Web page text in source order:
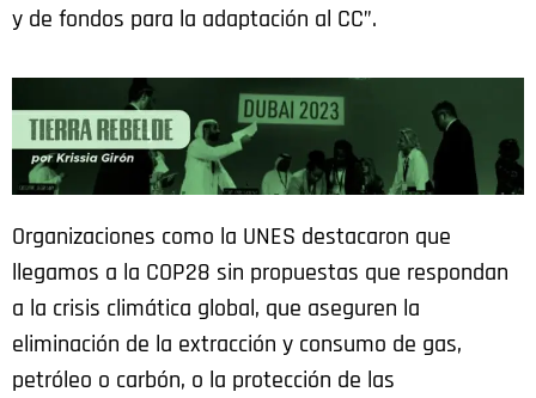
y de fondos para la adaptación al CC”.
Organizaciones como la UNES destacaron que
llegamos a la COP28 sin propuestas que respondan
a la crisis climática global, que aseguren la
eliminación de la extracción y consumo de gas,
petróleo o carbón, o la protección de las